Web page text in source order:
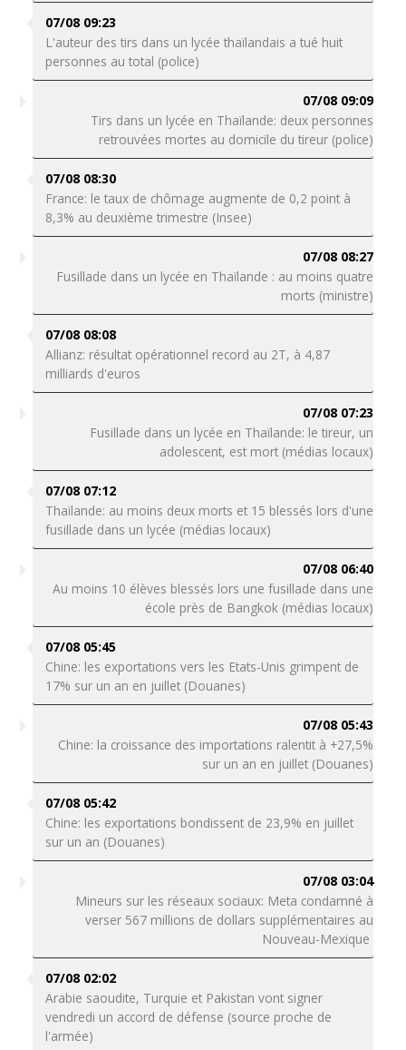
07/08 09:23
L'auteur des tirs dans un lycée thaïlandais a tué huit
personnes au total (police)
07/08 09:09
Tirs dans un lycée en Thaïlande: deux personnes
retrouvées mortes au domicile du tireur (police)
07/08 08:30
France: le taux de chômage augmente de 0,2 point à
8,3% au deuxième trimestre (Insee)
07/08 08:27
Fusillade dans un lycée en Thaïlande : au moins quatre
morts (ministre)
07/08 08:08
Allianz: résultat opérationnel record au 2T, à 4,87
milliards d'euros
07/08 07:23
Fusillade dans un lycée en Thaïlande: le tireur, un
adolescent, est mort (médias locaux)
07/08 07:12
Thaïlande: au moins deux morts et 15 blessés lors d'une
fusillade dans un lycée (médias locaux)
07/08 06:40
Au moins 10 élèves blessés lors une fusillade dans une
école près de Bangkok (médias locaux)
07/08 05:45
Chine: les exportations vers les Etats-Unis grimpent de
17% sur un an en juillet (Douanes)
07/08 05:43
Chine: la croissance des importations ralentit à +27,5%
sur un an en juillet (Douanes)
07/08 05:42
Chine: les exportations bondissent de 23,9% en juillet
sur un an (Douanes)
07/08 03:04
Mineurs sur les réseaux sociaux: Meta condamné à
verser 567 millions de dollars supplémentaires au
Nouveau-Mexique
07/08 02:02
Arabie saoudite, Turquie et Pakistan vont signer
vendredi un accord de défense (source proche de
l'armée)